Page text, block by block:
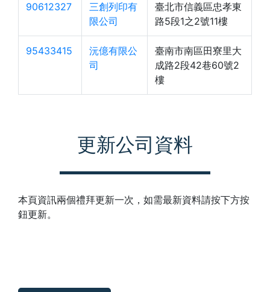
90612327
三創列印有
限公司
臺北市信義區忠孝東
路5段1之2號11樓
95433415
沅億有限公
司
臺南市南區田寮里大
成路2段42巷60號2
樓
更新公司資料
本頁資訊兩個禮拜更新一次，如需最新資料請按下方按
鈕更新。